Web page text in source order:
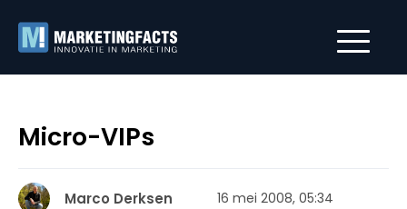
Micro-VIPs
Marco Derksen 16 mei 2008, 05:34